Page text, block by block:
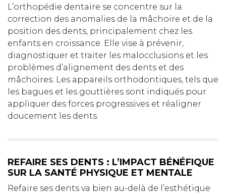
L’orthopédie dentaire se concentre sur la
correction des anomalies de la mâchoire et de la
position des dents, principalement chez les
enfants en croissance. Elle vise à prévenir,
diagnostiquer et traiter les malocclusions et les
problèmes d’alignement des dents et des
mâchoires. Les appareils orthodontiques, tels que
les bagues et les gouttières sont indiqués pour
appliquer des forces progressives et réaligner
doucement les dents.
REFAIRE SES DENTS : L’IMPACT BÉNÉFIQUE
SUR LA SANTÉ PHYSIQUE ET MENTALE
Refaire ses dents va bien au-delà de l’esthétique